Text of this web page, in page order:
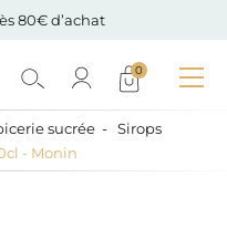
80€ d’achat
0
sucrée
Sirops
- Monin